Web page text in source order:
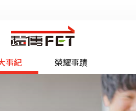
事紀 榮耀事蹟